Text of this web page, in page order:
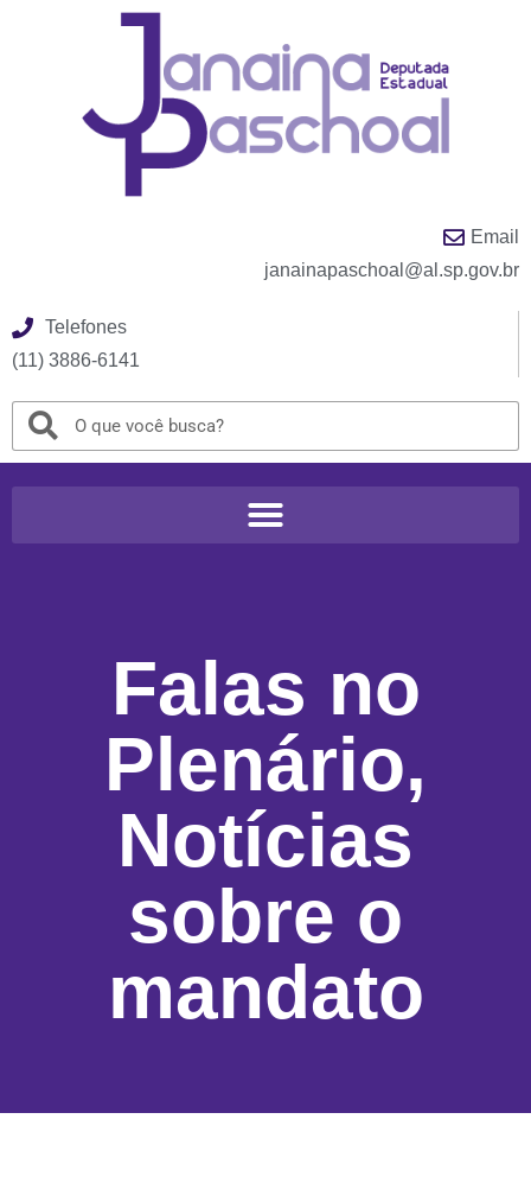
Email
janainapaschoal@al.sp.gov.br
Telefones
(11) 3886-6141
Falas no
Plenário,
Notícias
sobre o
mandato